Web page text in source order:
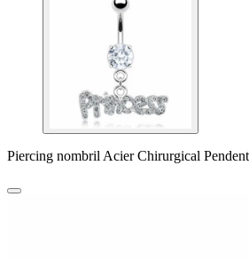
Piercing nombril Acier Chirurgical